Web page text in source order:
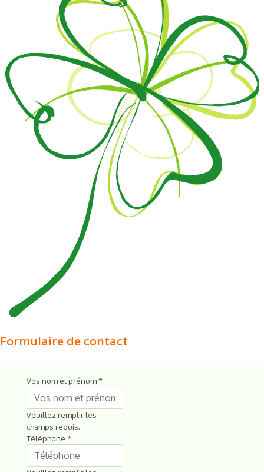
Formulaire de contact
Vos nom et prénom*
Veuillez remplir les
champs requis.
Téléphone *